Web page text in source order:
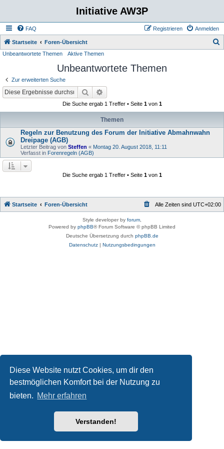
Diese Website nutzt Cookies, um dir den
bestmöglichen Komfort bei der Nutzung zu
bieten. Mehr erfahren
Verstanden!
Initiative AW3P
FAQ Anmelden
Registrieren
Startseite Foren-Übersicht
Unbeantwortete Themen Aktive Themen
Unbeantwortete Themen
Zur erweiterten Suche
Suche
Die Suche ergab 1 Treffer • Seite 1von 1
Themen
Regeln zur Benutzung des Forum der Initiative Abmahnwahn
Dreipage (AGB)
Letzter Beitrag von Steffen « Montag 20. August 2018, 11:11
Verfasst in Forenregeln (AGB)
Die Suche ergab 1 Treffer • Seite 1von 1
Startseite Foren-Übersicht Alle Zeiten sind UTC+02:00
Style developer by forum
Powered by phpBB® Forum Software © phpBB Limited
Deutsche Übersetzung durch phpBB.de
Datenschutz| Nutzungsbedingungen